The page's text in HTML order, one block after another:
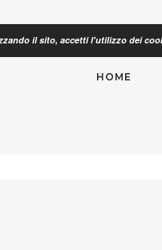
HOME
il sito, accetti l'utilizzo dei